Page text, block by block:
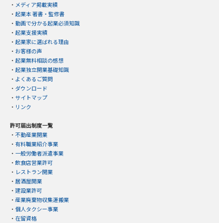
・ メディア掲載実績
・ 起業本 著書・監修書
・ 動画で分かる起業必須知識
・ 起業支援実績
・ 起業家に選ばれる理由
・ お客様の声
・ 起業無料相談の感想
・ 起業独立開業基礎知識
・ よくあるご質問
・ ダウンロード
・ サイトマップ
・ リンク
許可届出制度一覧
・ 不動産業開業
・ 有料職業紹介事業
・ 一般労働者派遣事業
・ 飲食店営業許可
・ レストラン開業
・ 居酒屋開業
・ 建設業許可
・ 産業廃棄物収集運搬業
・ 個人タクシー事業
・ 在留資格